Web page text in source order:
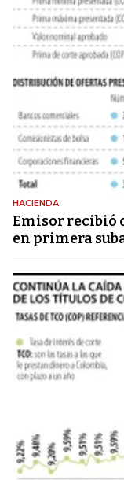
HACIENDA
Emisor recibió
en primera